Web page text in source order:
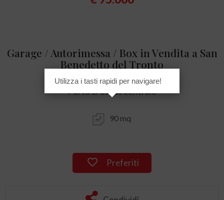
Garage / Autorimessa / Box in Vendita a San
Benedetto del Tronto
Porto D'ascoli centrale
90 mq
Preferiti
Utilizza i tasti rapidi per navigare!